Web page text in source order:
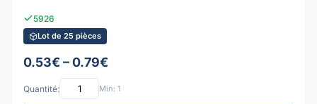
5926
Lot de 25 pièces
0.53€ – 0.79€
Quantité: Min: 1